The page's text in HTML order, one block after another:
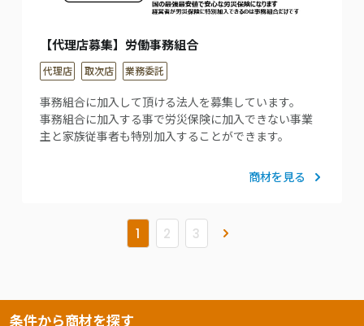
【代理店募集】労働事務組合
代理店 取次店 業務委託
事務組合に加入して頂ける法人を募集しています。
事務組合に加入する事で労災保険に加入できない事業
主と家族従事者も特別加入することができます。
商材を見る
1 2 3
条件から商材を探す